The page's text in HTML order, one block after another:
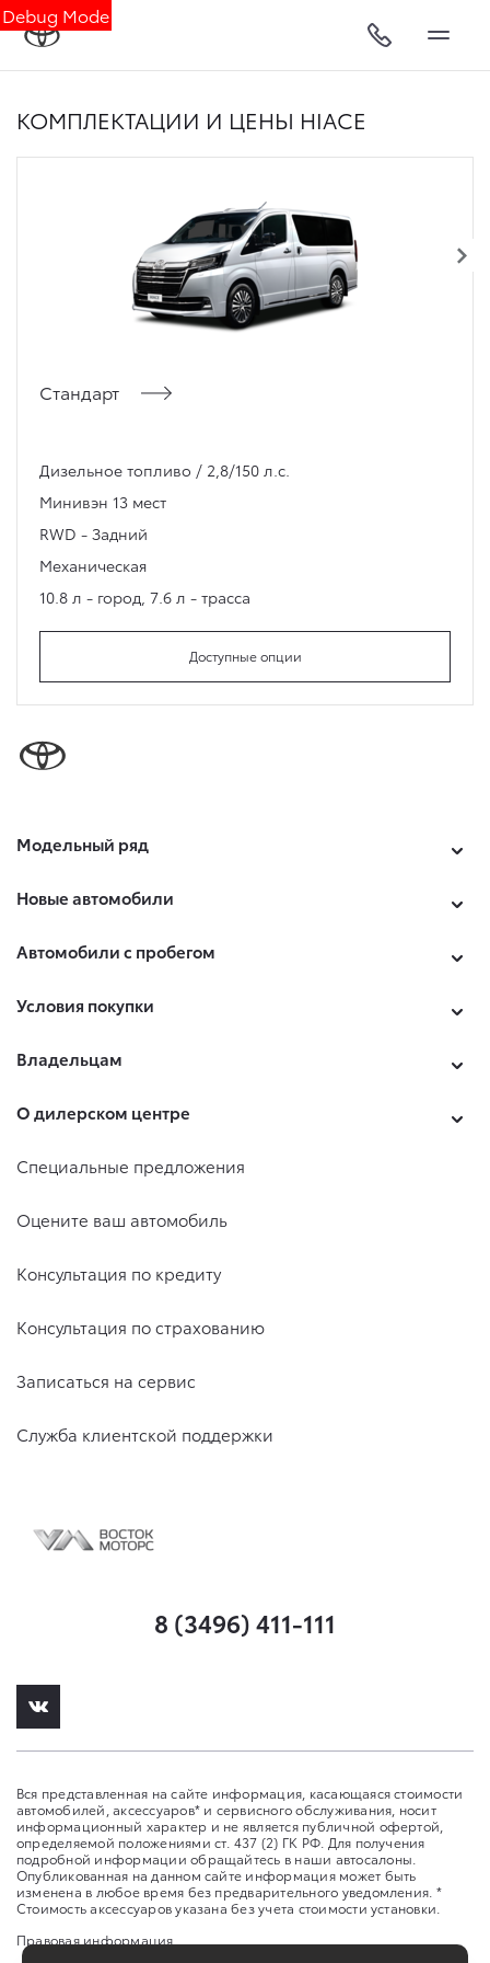
Debug Mode
КОМПЛЕКТАЦИИ И ЦЕНЫ HIACE
Стандарт
Дизельное топливо / 2,8/150 л.с.
Минивэн 13 мест
RWD - Задний
Механическая
10.8 л - город, 7.6 л - трасса
Доступные опции
Модельный ряд
Новые автомобили
Автомобили с пробегом
Условия покупки
Владельцам
О дилерском центре
Специальные предложения
Оцените ваш автомобиль
Консультация по кредиту
Консультация по страхованию
Записаться на сервис
Служба клиентской поддержки
8 (3496) 411-111
Вся представленная на сайте информация, касающаяся стоимости
автомобилей, аксессуаров* и сервисного обслуживания, носит
информационный характер и не является публичной офертой,
определяемой положениями ст. 437 (2) ГК РФ. Для получения
подробной информации обращайтесь в наши автосалоны.
Опубликованная на данном сайте информация может быть
изменена в любое время без предварительного уведомления. *
Стоимость аксессуаров указана без учета стоимости установки.
Правовая информация